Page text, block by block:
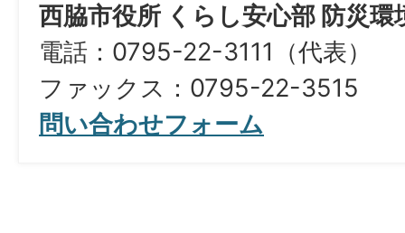
西脇市役所 くらし安心部 防災環
電話：0795-22-3111（代表）
ファックス：0795-22-3515
問い合わせフォーム